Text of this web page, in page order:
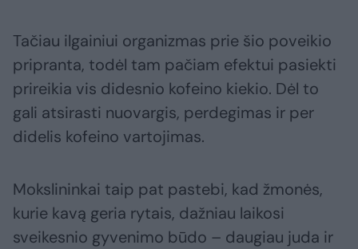
Tačiau ilgainiui organizmas prie šio poveikio
pripranta, todėl tam pačiam efektui pasiekti
prireikia vis didesnio kofeino kiekio. Dėl to
gali atsirasti nuovargis, perdegimas ir per
didelis kofeino vartojimas.
Mokslininkai taip pat pastebi, kad žmonės,
kurie kavą geria rytais, dažniau laikosi
sveikesnio gyvenimo būdo – daugiau juda ir